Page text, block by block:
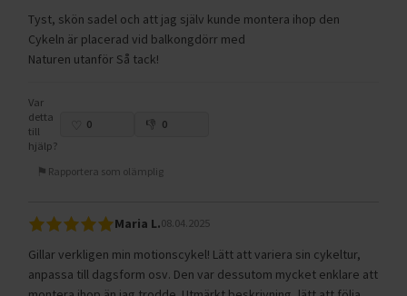
Tyst, skön sadel och att jag själv kunde montera ihop den
Cykeln är placerad vid balkongdörr med
Naturen utanför Så tack!
Var
detta
till
hjälp?
0 0
Rapportera som olämplig
Maria L.08.04.2025
Gillar verkligen min motionscykel! Lätt att variera sin cykeltur,
anpassa till dagsform osv. Den var dessutom mycket enklare att